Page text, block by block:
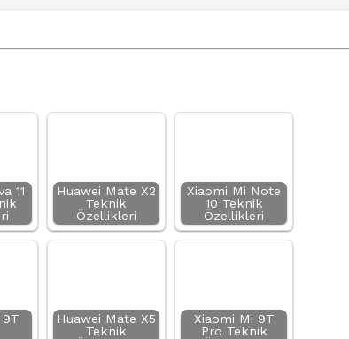
11
Huawei Mate X2
Teknik
Özellikleri
Xiaomi Mi Note
10 Teknik
Özellikleri
9T
Huawei Mate X5
Teknik
Xiaomi Mi 9T
Pro Teknik